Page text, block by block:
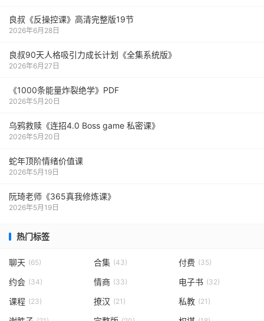
良叔《反操控课》高清完整版19节
2026年6月28日
良叔90天人格吸引力成长计划《全集系统版》
2026年6月27日
《1000‮能条‬‎量‮裂炸‬‎绝学》PDF
2026年5月20日
乌鸦救赎《连招4.0 Boss game 私密课》
2026年5月20日
蛇年顶阶情绪价值课
2026年5月19日
阮琦老师《365真我修炼课》
2026年5月19日
热门标签
聊天 (65) 合集 (43) 付费 (35)
约会 (34) 情商 (33) 电子书 (32)
课程 (23) 撩汉 (21) 私教 (21)